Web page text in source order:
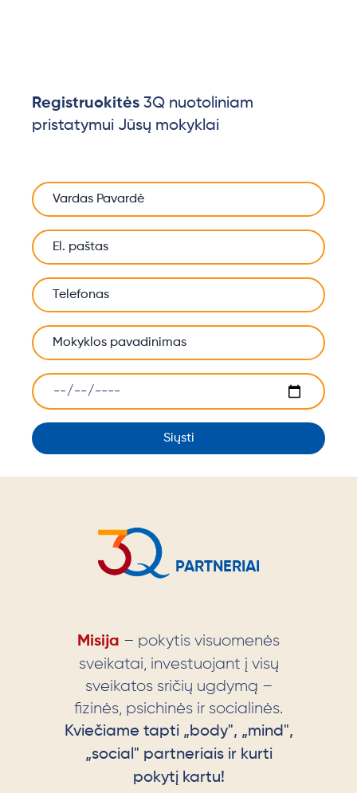
Registruokitės 3Q nuotoliniam
pristatymui Jūsų mokyklai
Siųsti
PARTNERIAI
Misija – pokytis visuomenės
sveikatai, investuojant į visų
sveikatos sričių ugdymą –
fizinės, psichinės ir socialinės.
Kviečiame tapti „body", „mind",
„social" partneriais ir kurti
pokytį kartu!